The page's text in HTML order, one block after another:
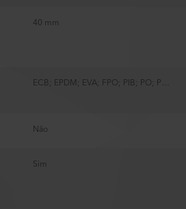
40 mm
Não
Sim